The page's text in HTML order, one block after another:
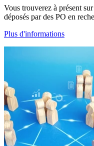
Vous trouverez à présent
déposés par des PO en
Plus d'informations